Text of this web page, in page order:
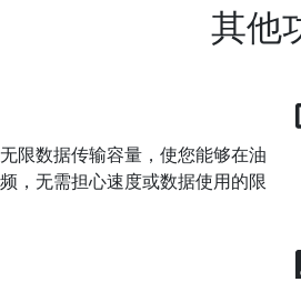
其他
限数据传输容量，使您能够在油
，无需担心速度或数据使用的限